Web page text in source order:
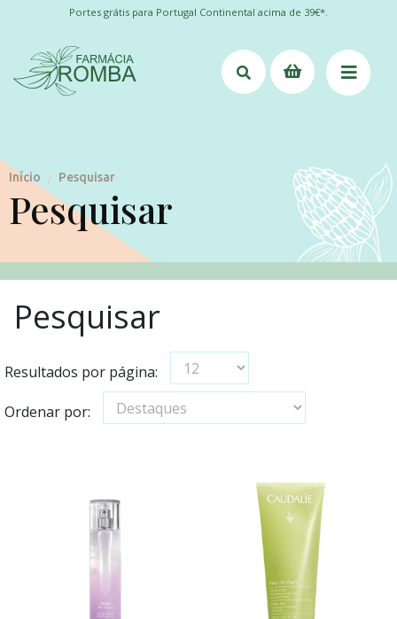
Portes grátis para Portugal Continental acima de 39€*.
Início / Pesquisar
Pesquisar
Pesquisar
Resultados por página:
Ordenar por: